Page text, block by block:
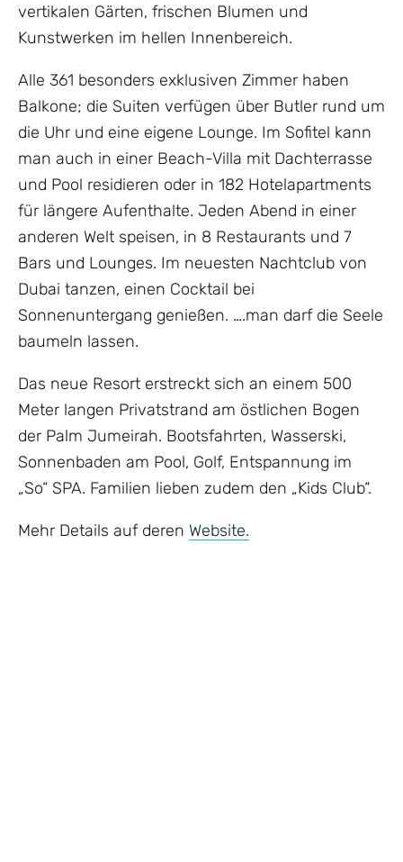
vertikalen Gärten, frischen Blumen und
Kunstwerken im hellen Innenbereich.
Alle 361 besonders exklusiven Zimmer haben
Balkone; die Suiten verfügen über Butler rund um
die Uhr und eine eigene Lounge. Im Sofitel kann
man auch in einer Beach-Villa mit Dachterrasse
und Pool residieren oder in 182 Hotelapartments
für längere Aufenthalte. Jeden Abend in einer
anderen Welt speisen, in 8 Restaurants und 7
Bars und Lounges. Im neuesten Nachtclub von
Dubai tanzen, einen Cocktail bei
Sonnenuntergang genießen. ….man darf die Seele
baumeln lassen.
Das neue Resort erstreckt sich an einem 500
Meter langen Privatstrand am östlichen Bogen
der Palm Jumeirah. Bootsfahrten, Wasserski,
Sonnenbaden am Pool, Golf, Entspannung im
„So“ SPA. Familien lieben zudem den „Kids Club“.
Mehr Details auf deren Website.